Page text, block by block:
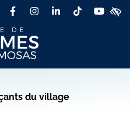
Facebook
(ouverture dans un nouvel
Instagram
(ouverture dans un
Linkedin
(ouverture dans
TikTok
(ouverture
de Bormes les
du village